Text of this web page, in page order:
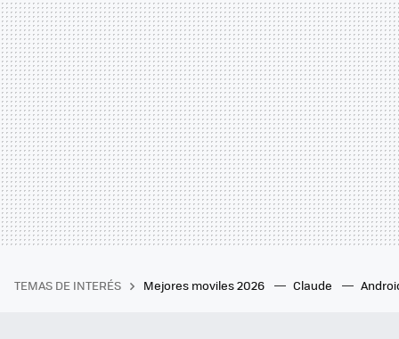
TEMAS DE INTERÉS Mejores moviles 2026 Claude